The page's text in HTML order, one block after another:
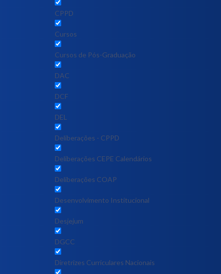
CPPD
Cursos
Cursos de Pós-Graduação
DAC
DCF
DEL
Deliberações - CPPD
Deliberações CEPE Calendários
Deliberações COAP
Desenvolvimento Institucional
Desjejum
DGCC
Diretrizes Curriculares Nacionais